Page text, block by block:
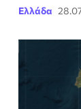
Ελλάδα